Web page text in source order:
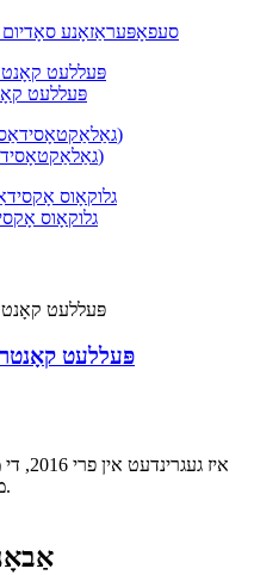
סעפאָפּעראַזאָנע
פּעללעט
זויער לאַקטאַסע (β-גאַלאַקטאָסידאַסע)
גלוקאָוס
פּעללעט
מער ווי 10 יאָר פון פֿאַרקויף דערפאַרונג.